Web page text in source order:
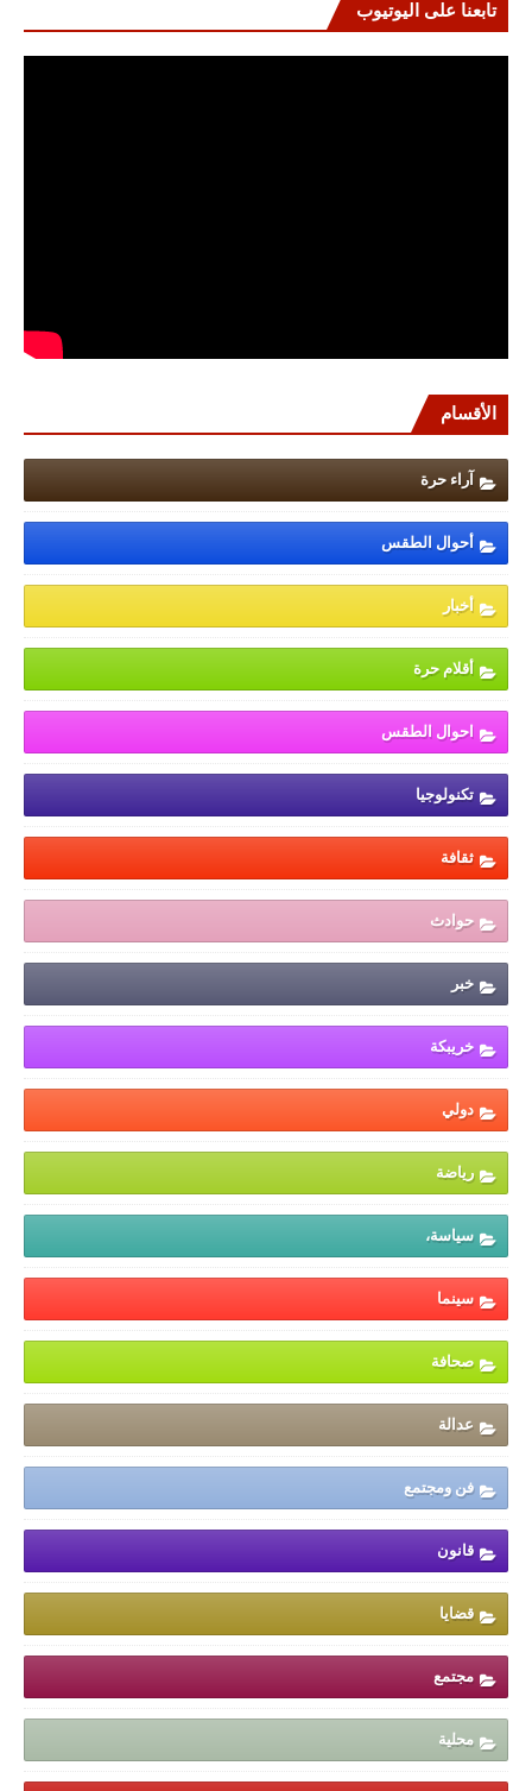
تابعنا على اليوتيوب
الأقسام
آراء حرة
أحوال الطقس
أخبار
أقلام حرة
احوال الطقس
تكنولوجيا
ثقافة
حوادث
خبر
خريبكة
دولي
رياضة
سياسة،
سينما
صحافة
عدالة
فن ومجتمع
قانون
قضايا
مجتمع
محلية